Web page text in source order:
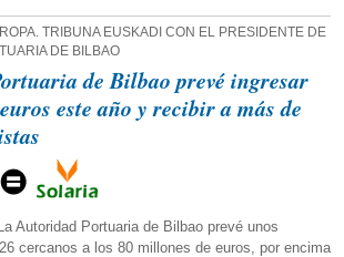
TRIBUNA EUSKADI CON EL PRESIDENTE DE
DE BILBAO
de Bilbao prevé ingresar
este año y recibir a más de
Autoridad Portuaria de Bilbao prevé unos
cercanos a los 80 millones de euros, por encima